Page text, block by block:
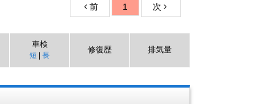
前 1 次
車検
短 長
修復歴 排気量